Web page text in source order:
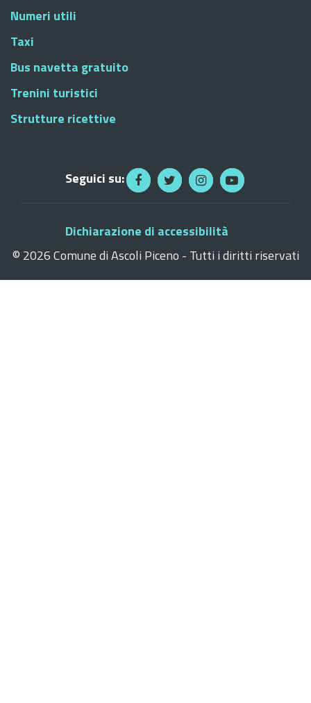
Numeri utili
Taxi
Bus navetta gratuito
Trenini turistici
Strutture ricettive
Seguici su:
Dichiarazione di accessibilità
© 2026 Comune di Ascoli Piceno - Tutti i diritti riservati